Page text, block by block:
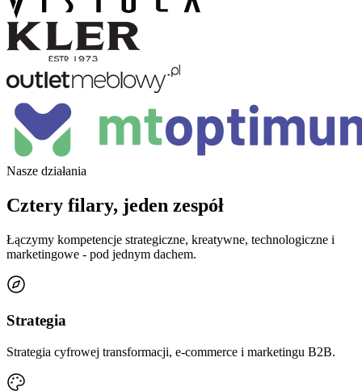
Nasze działania
Cztery filary, jeden zespół
Łączymy kompetencje strategiczne, kreatywne, technologiczne i
marketingowe - pod jednym dachem.
Strategia
Strategia cyfrowej transformacji, e-commerce i marketingu B2B.